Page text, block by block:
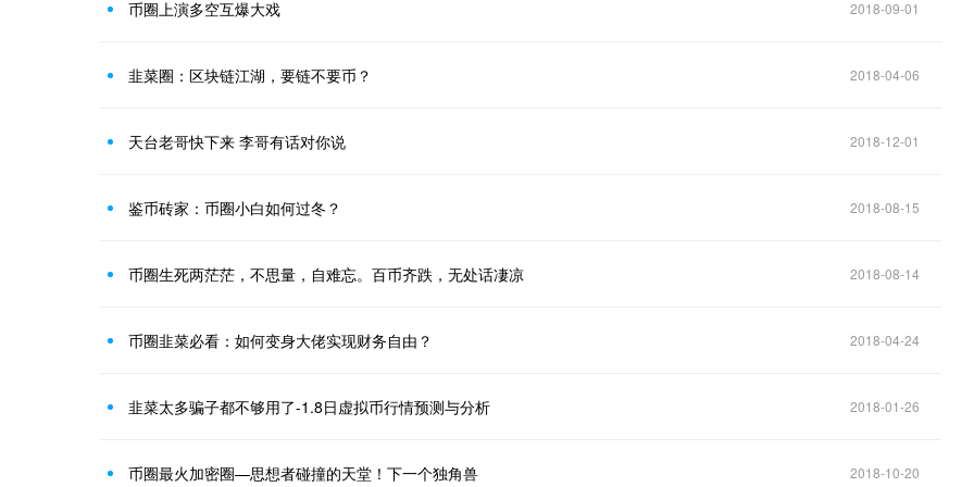
币圈上演多空互爆大戏 2018-09-01
韭菜圈：区块链江湖，要链不要币？ 2018-04-06
天台老哥快下来 李哥有话对你说 2018-12-01
鉴币砖家：币圈小白如何过冬？ 2018-08-15
币圈生死两茫茫，不思量，自难忘。百币齐跌，无处话凄凉 2018-08-14
币圈韭菜必看：如何变身大佬实现财务自由？ 2018-04-24
韭菜太多骗子都不够用了-1.8日虚拟币行情预测与分析 2018-01-26
币圈最火加密圈—思想者碰撞的天堂！下一个独角兽 2018-10-20